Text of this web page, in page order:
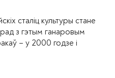
сталіц культуры стане
з гэтым ганаровым
– у 2000 годзе і